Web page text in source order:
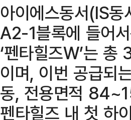
아이에스동서(IS
A2-1블록에 들어
‘펜타힐즈W’는
이며, 이번 공급되
동, 전용면적
펜타힐즈 내 첫 하